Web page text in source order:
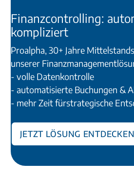
Finanzcontrolling:
kompliziert
Proalpha, 30+ Jahre
unserer
- volle Datenkontrolle
- automatisierte Buchungen &
- mehr Zeit fürstrategische
Jetzt Lösung entdecken